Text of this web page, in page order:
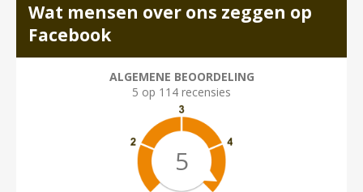
Wat mensen over ons zeggen op
Facebook
ALGEMENE BEOORDELING
5 op 114 recensies
5